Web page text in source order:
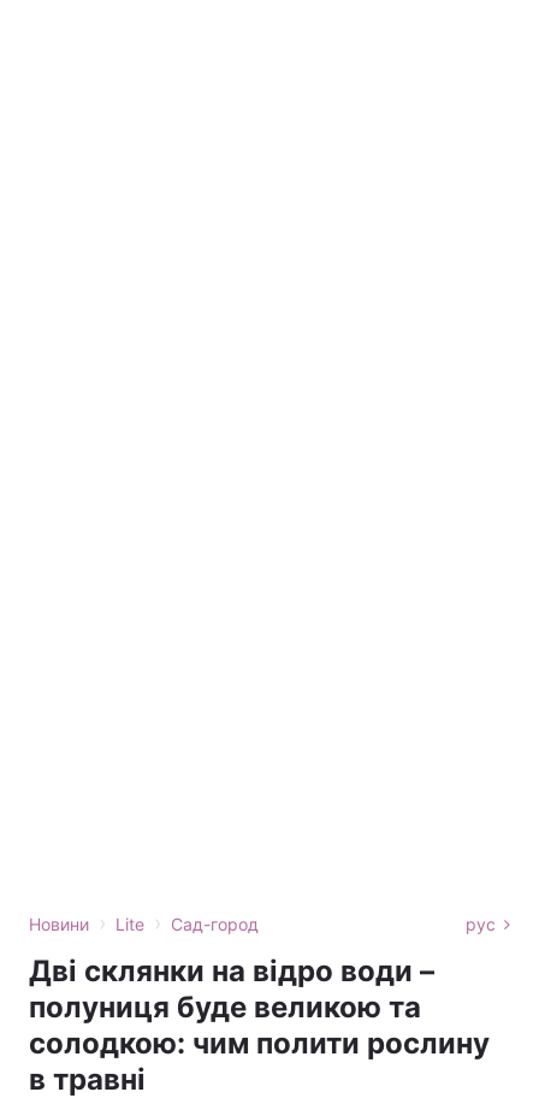
Новини › Lite › Сад-город рус
Дві склянки на відро води –
полуниця буде великою та
солодкою: чим полити рослину
в травні